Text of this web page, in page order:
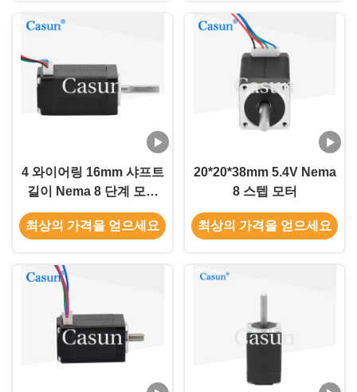
4 와이어링 16mm 샤프트
길이 Nema 8 단계 모터
정밀 기기
최상의 가격을 얻으세요
20*20*38mm 5.4V Nema
8 스텝 모터
최상의 가격을 얻으세요